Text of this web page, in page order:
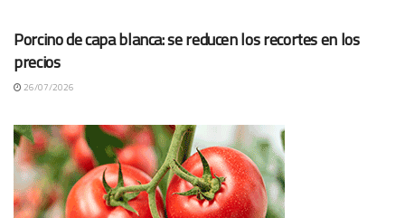
Porcino de capa blanca: se reducen los recortes en los
precios
26/07/2026